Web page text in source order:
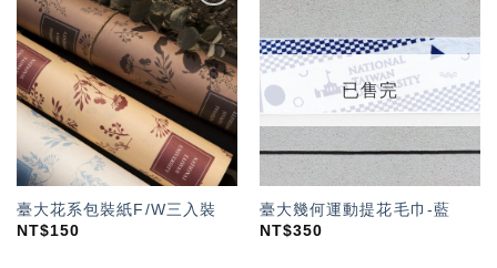
加入
「願
望輕
單」
臺大花系包裝紙F/W三入裝
NT$150
加入
「願
望輕
已售完
臺大幾何運動提花毛巾-藍
NT$350